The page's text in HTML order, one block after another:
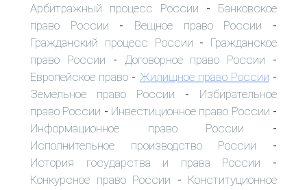
Арбитражный процесс России - Банковское
право России - Вещное право России -
Гражданский процесс России - Гражданское
право России - Договорное право России -
Европейское право - Жилищное право России -
Земельное право России - Избирательное
право России - Инвестиционное право России -
Информационное право России -
Исполнительное производство России -
История государства и права России -
Конкурсное право России - Конституционное